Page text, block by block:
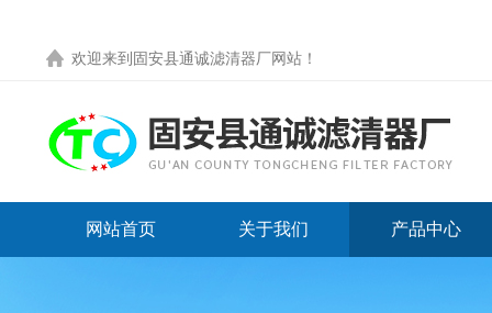
欢迎来到 固安县通诚滤清器厂网站 ！
网站首页 关于我们 产品中心